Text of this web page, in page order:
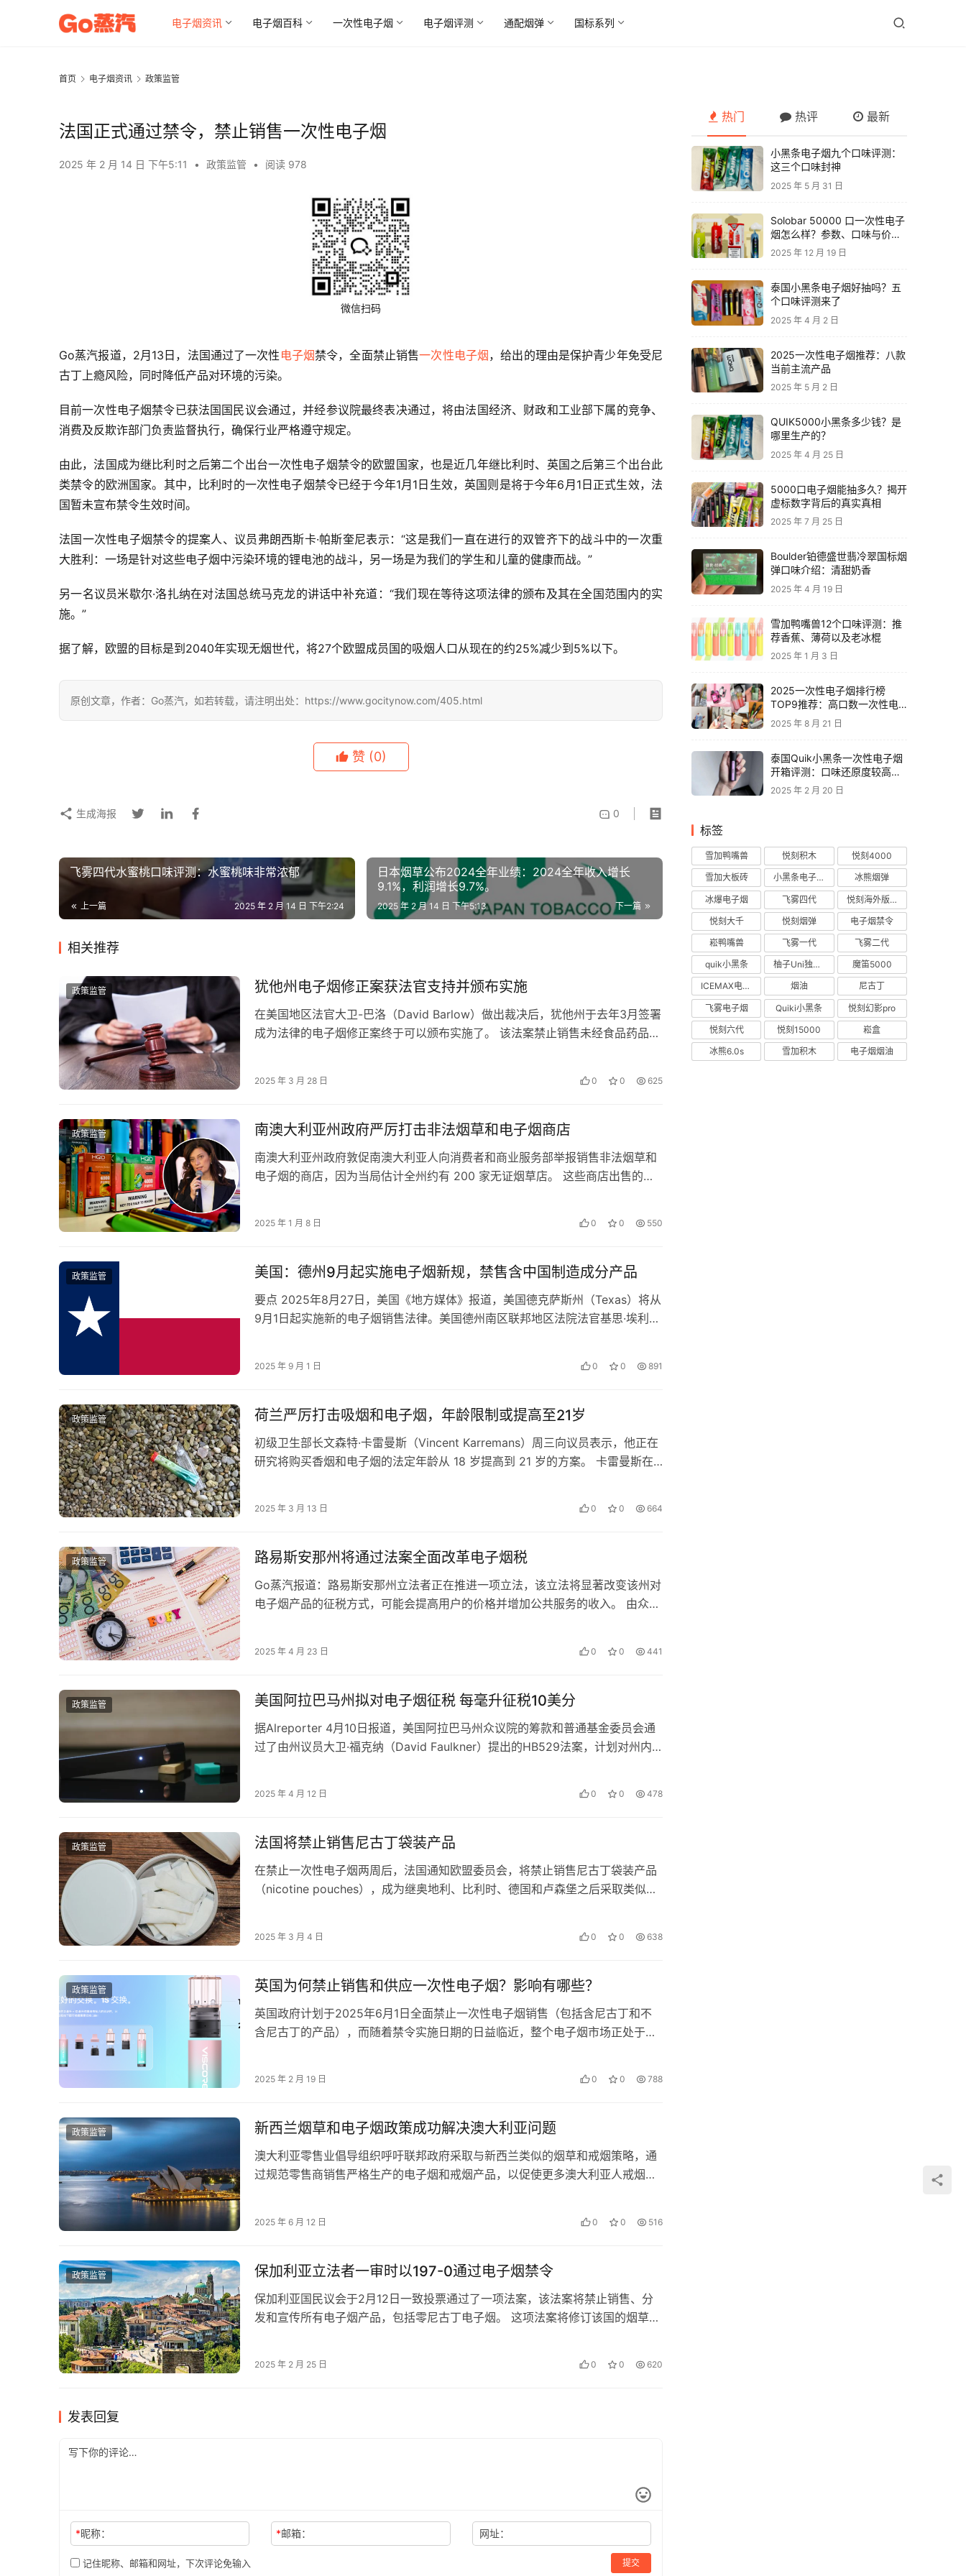
电子烟资讯 电子烟百科 一次性电子烟 电子烟评测 通配烟弹 国标系列
首页 电子烟资讯 政策监管
法国正式通过禁令，禁止销售一次性电子烟
2025 年 2 月 14 日 下午5:11 • 政策监管 • 阅读 978
微信扫码
Go蒸汽报道，2月13日，法国通过了一次性 电子烟禁令，全面禁止销售一次性电子烟 ，给出的理由是保护青少年免受尼
古丁上瘾风险，同时降低产品对环境的污染。
目前一次性电子烟禁令已获法国国民议会通过，并经参议院最终表决通过，将由法国经济、财政和工业部下属的竞争、
消费及反欺诈部门负责监督执行，确保行业严格遵守规定。
由此，法国成为继比利时之后第二个出台一次性电子烟禁令的欧盟国家，也是近几年继比利时、英国之后第三个出台此
类禁令的欧洲国家。其中，比利时的一次性电子烟禁令已经于今年1月1日生效，英国则是将于今年6月1日正式生效，法
国暂未宣布禁令生效时间。
法国一次性电子烟禁令的提案人、议员弗朗西斯卡·帕斯奎尼表示：“这是我们一直在进行的双管齐下的战斗中的一次重
大胜利：一场是针对这些电子烟中污染环境的锂电池的战斗，另一场是为我们的学生和儿童的健康而战。”
另一名议员米歇尔·洛扎纳在对法国总统马克龙的讲话中补充道：“我们现在等待这项法律的颁布及其在全国范围内的实
施。”
据了解，欧盟的目标是到2040年实现无烟世代，将27个欧盟成员国的吸烟人口从现在的约25%减少到5%以下。
原创文章，作者：Go蒸汽，如若转载，请注明出处：https://www.gocitynow.com/405.html
赞 (0)
0
生成海报
飞雾四代水蜜桃口味评测：水蜜桃味非常浓郁
上一篇 2025 年 2 月 14 日 下午2:24
日本烟草公布2024全年业绩：2024全年收入增长
9.1%，利润增长9.7%。
下一篇
2025 年 2 月 14 日 下午5:13
相关推荐
政策监管 犹他州电子烟修正案获法官支持并颁布实施
在美国地区法官大卫-巴洛（David Barlow）做出裁决后，犹他州于去年3月签署
成为法律的电子烟修正案终于可以颁布实施了。 该法案禁止销售未经食品药品管
2025 年 3 月 28 日 0 0 625
政策监管 南澳大利亚州政府严厉打击非法烟草和电子烟商店
南澳大利亚州政府敦促南澳大利亚人向消费者和商业服务部举报销售非法烟草和
电子烟的商店，因为当局估计全州约有 200 家无证烟草店。 这些商店出售的大
2025 年 1 月 8 日 0 0 550
政策监管 美国：德州9月起实施电子烟新规，禁售含中国制造成分产品
要点 2025年8月27日，美国《地方媒体》报道，美国德克萨斯州（Texas）将从
9月1日起实施新的电子烟销售法律。美国德州南区联邦地区法院法官基思·埃利森
2025 年 9 月 1 日 0 0 891
政策监管 荷兰严厉打击吸烟和电子烟，年龄限制或提高至21岁
初级卫生部长文森特·卡雷曼斯（Vincent Karremans）周三向议员表示，他正在
研究将购买香烟和电子烟的法定年龄从 18 岁提高到 21 岁的方案。 卡雷曼斯在
2025 年 3 月 13 日 0 0 664
政策监管 路易斯安那州将通过法案全面改革电子烟税
Go蒸汽报道：路易斯安那州立法者正在推进一项立法，该立法将显著改变该州对
电子烟产品的征税方式，可能会提高用户的价格并增加公共服务的收入。 由众议
2025 年 4 月 23 日 0 0 441
政策监管 美国阿拉巴马州拟对电子烟征税 每毫升征税10美分
据Alreporter 4月10日报道，美国阿拉巴马州众议院的筹款和普通基金委员会通
过了由州议员大卫·福克纳（David Faulkner）提出的HB529法案，计划对州内
2025 年 4 月 12 日 0 0 478
政策监管 法国将禁止销售尼古丁袋装产品
在禁止一次性电子烟两周后，法国通知欧盟委员会，将禁止销售尼古丁袋装产品
（nicotine pouches），成为继奥地利、比利时、德国和卢森堡之后采取类似措
2025 年 3 月 4 日 0 0 638
政策监管 英国为何禁止销售和供应一次性电子烟？影响有哪些？
英国政府计划于2025年6月1日全面禁止一次性电子烟销售（包括含尼古丁和不
含尼古丁的产品），而随着禁令实施日期的日益临近，整个电子烟市场正处于关
2025 年 2 月 19 日 0 0 788
政策监管 新西兰烟草和电子烟政策成功解决澳大利亚问题
澳大利亚零售业倡导组织呼吁联邦政府采取与新西兰类似的烟草和戒烟策略，通
过规范零售商销售严格生产的电子烟和戒烟产品，以促使更多澳大利亚人戒烟。
2025 年 6 月 12 日 0 0 516
政策监管 保加利亚立法者一审时以197-0通过电子烟禁令
保加利亚国民议会于2月12日一致投票通过了一项法案，该法案将禁止销售、分
发和宣传所有电子烟产品，包括零尼古丁电子烟。 这项法案将修订该国的烟草控
2025 年 2 月 25 日 0 0 620
发表回复
*昵称： *邮箱： 网址：
记住昵称、邮箱和网址，下次评论免输入 提交
热门 热评 最新
小黑条电子烟九个口味评测：
这三个口味封神
2025 年 5 月 31 日
Solobar 50000 口一次性电子
烟怎么样？参数、口味与价格
解析
2025 年 12 月 19 日
泰国小黑条电子烟好抽吗？五
个口味评测来了
2025 年 4 月 2 日
2025一次性电子烟推荐：八款
当前主流产品
2025 年 5 月 2 日
QUIK5000小黑条多少钱？是
哪里生产的？
2025 年 4 月 25 日
5000口电子烟能抽多久？揭开
虚标数字背后的真实真相
2025 年 7 月 25 日
Boulder铂德盛世翡冷翠国标烟
弹口味介绍：清甜奶香
2025 年 4 月 19 日
雪加鸭嘴兽12个口味评测：推
荐香蕉、薄荷以及老冰棍
2025 年 1 月 3 日
2025一次性电子烟排行榜
TOP9推荐：高口数一次性电
子烟对比，性价比电子烟品牌
2025 年 8 月 21 日
泰国Quik小黑条一次性电子烟
开箱评测：口味还原度较高，
层次丰富
2025 年 2 月 20 日
标签
雪加鸭嘴兽 悦刻积木 悦刻4000
雪加大板砖 小黑条电子烟 冰熊烟弹
冰爆电子烟 飞雾四代 悦刻海外版烟弹
悦刻大千 悦刻烟弹 电子烟禁令
崧鸭嘴兽 飞雾一代 飞雾二代
quik小黑条 柚子Uni独角兽 魔笛5000
ICEMAX电子烟 烟油 尼古丁
飞雾电子烟 Quiki小黑条 悦刻幻影pro
悦刻六代 悦刻15000 崧盒
冰熊6.0s 雪加积木 电子烟烟油